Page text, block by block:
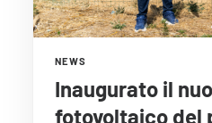
NEWS
Inaugurato il
fotovoltaico del